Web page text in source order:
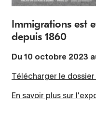
Immigrations est
depuis 1860
Du 10 octobre 2023
Télécharger le
En savoir plus sur